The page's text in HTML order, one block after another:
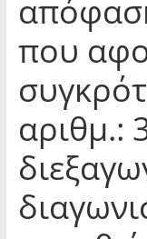
που
αριθμ.: